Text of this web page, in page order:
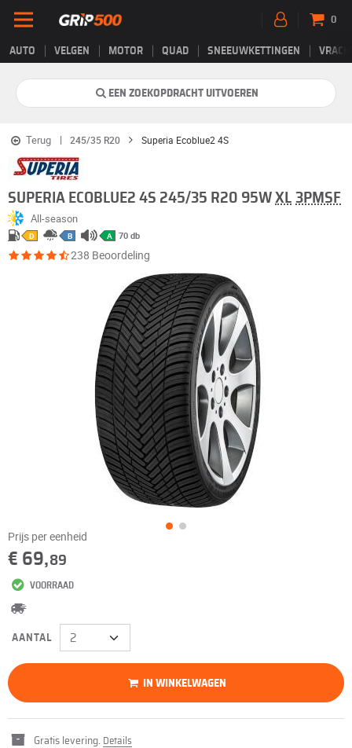
AUTO VELGEN MOTOR QUAD SNEEUWKETTINGEN
0
EEN ZOEKOPDRACHT UITVOEREN
Terug 245/35 R20 Superia Ecoblue2 4S
SUPERIA ECOBLUE2 4S 245/35 R20 95W XL 3PMSF
All-season
D B A 70 db
238 Beoordeling
Prijs per eenheid
€ 69,89
VOORRAAD
AANTAL
IN WINKELWAGEN
Gratis levering. Details